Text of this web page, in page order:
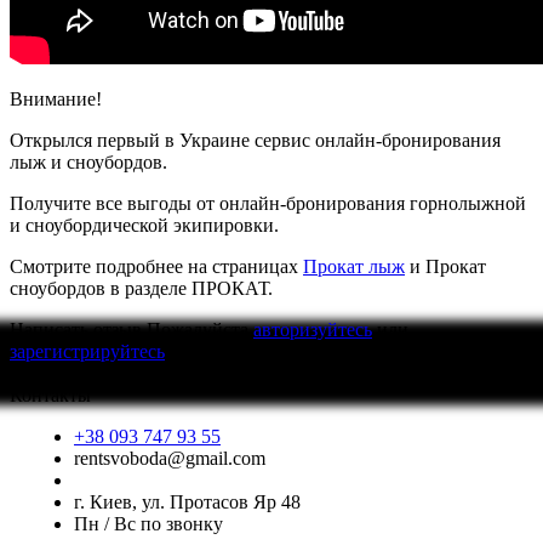
Внимание!
Открылся первый в Украине сервис онлайн-бронирования
лыж и сноубордов.
Получите все выгоды от онлайн-бронирования горнолыжной
и сноубордической экипировки.
Смотрите подробнее на страницах Прокат лыж и Прокат
сноубордов в разделе ПРОКАТ.
Написать отзывПожалуйстаавторизуйтесьили
зарегистрируйтесь
Контакты
+38 093 747 93 55
rentsvoboda@gmail.com
г. Киев, ул. Протасов Яр 48
Пн / Вс по звонку